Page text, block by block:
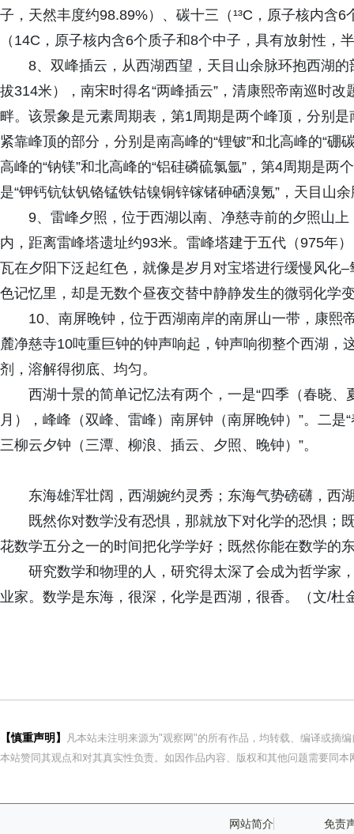
子，天然丰度约98.89%）、碳十三（¹³C，原子核内含
（14C，原子核内含6个质子和8个中子，具有放射性，
8、双峰插云，从西湖西望，天目山余脉环抱西湖
拔314米），南宋时得名“两峰插云”，清康熙帝南巡时
畔。该景象是元素周期表，第1周期是两个峰顶，分别是
紧靠峰顶的部分，分别是南高峰的“锂铍”和北高峰的“
高峰的“钠镁”和北高峰的“铝硅磷硫氯氩”，第4周期是
是“钾钙钪钛钒铬锰铁钴镍铜锌镓锗砷硒溴氪”，天目山
9、雷峰夕照，位于西湖以南、净慈寺前的夕照山
内，距离雷峰塔遗址约93米。雷峰塔建于五代（975年
瓦在夕阳下泛起红色，就像是岁月对宝塔进行缓慢风化
色记忆里，却是无数个昼夜交替中静静发生的微弱化学
10、南屏晚钟，位于西湖南岸的南屏山一带，康熙
麓净慈寺10吨重巨钟的钟声响起，钟声响彻整个西湖，
剂，溶解得彻底、均匀。
西湖十景的简单记忆法有两个，一是“四季（春晓
月），峰峰（双峰、雷峰）南屏钟（南屏晚钟）”。二
三柳云夕钟（三潭、柳浪、插云、夕照、晚钟）”。
东海雄浑壮阔，西湖婉约灵秀；东海气势磅礴，西
既然你对数学没有恐惧，那就放下对化学的恐惧；
花数学五分之一的时间把化学学好；既然你能在数学的
研究数学和物理的人，研究得太深了会成为哲学家
业家。数学是东海，很深，化学是西湖，很香。（文/杜
【慎重声明】
凡本站未注明来源为"观察网"的所有作品，均转载、编译或摘
本站赞同其观点和对其真实性负责。如因作品内容、版权和其他问题需要同本
网站简介 免责